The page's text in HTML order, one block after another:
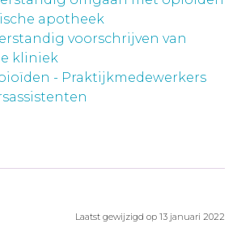
apotheek
voorschrijven van
kliniek
- Praktijkmedewerkers
Laatst gewijzigd op 13 januari 2022